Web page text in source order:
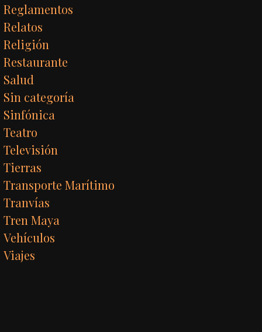
Reglamentos
Relatos
Religión
Restaurante
Salud
Sin categoría
Sinfónica
Teatro
Televisión
Tierras
Transporte Marítimo
Tranvías
Tren Maya
Vehículos
Viajes